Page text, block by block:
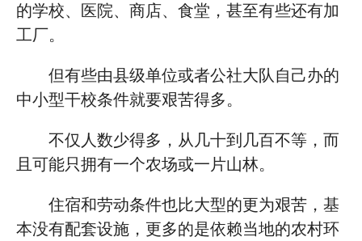
的学校、医院、商店、食堂，甚至有些还有加
工厂。
但有些由县级单位或者公社大队自己办的
中小型干校条件就要艰苦得多。
不仅人数少得多，从几十到几百不等，而
且可能只拥有一个农场或一片山林。
住宿和劳动条件也比大型的更为艰苦，基
本没有配套设施，更多的是依赖当地的农村环